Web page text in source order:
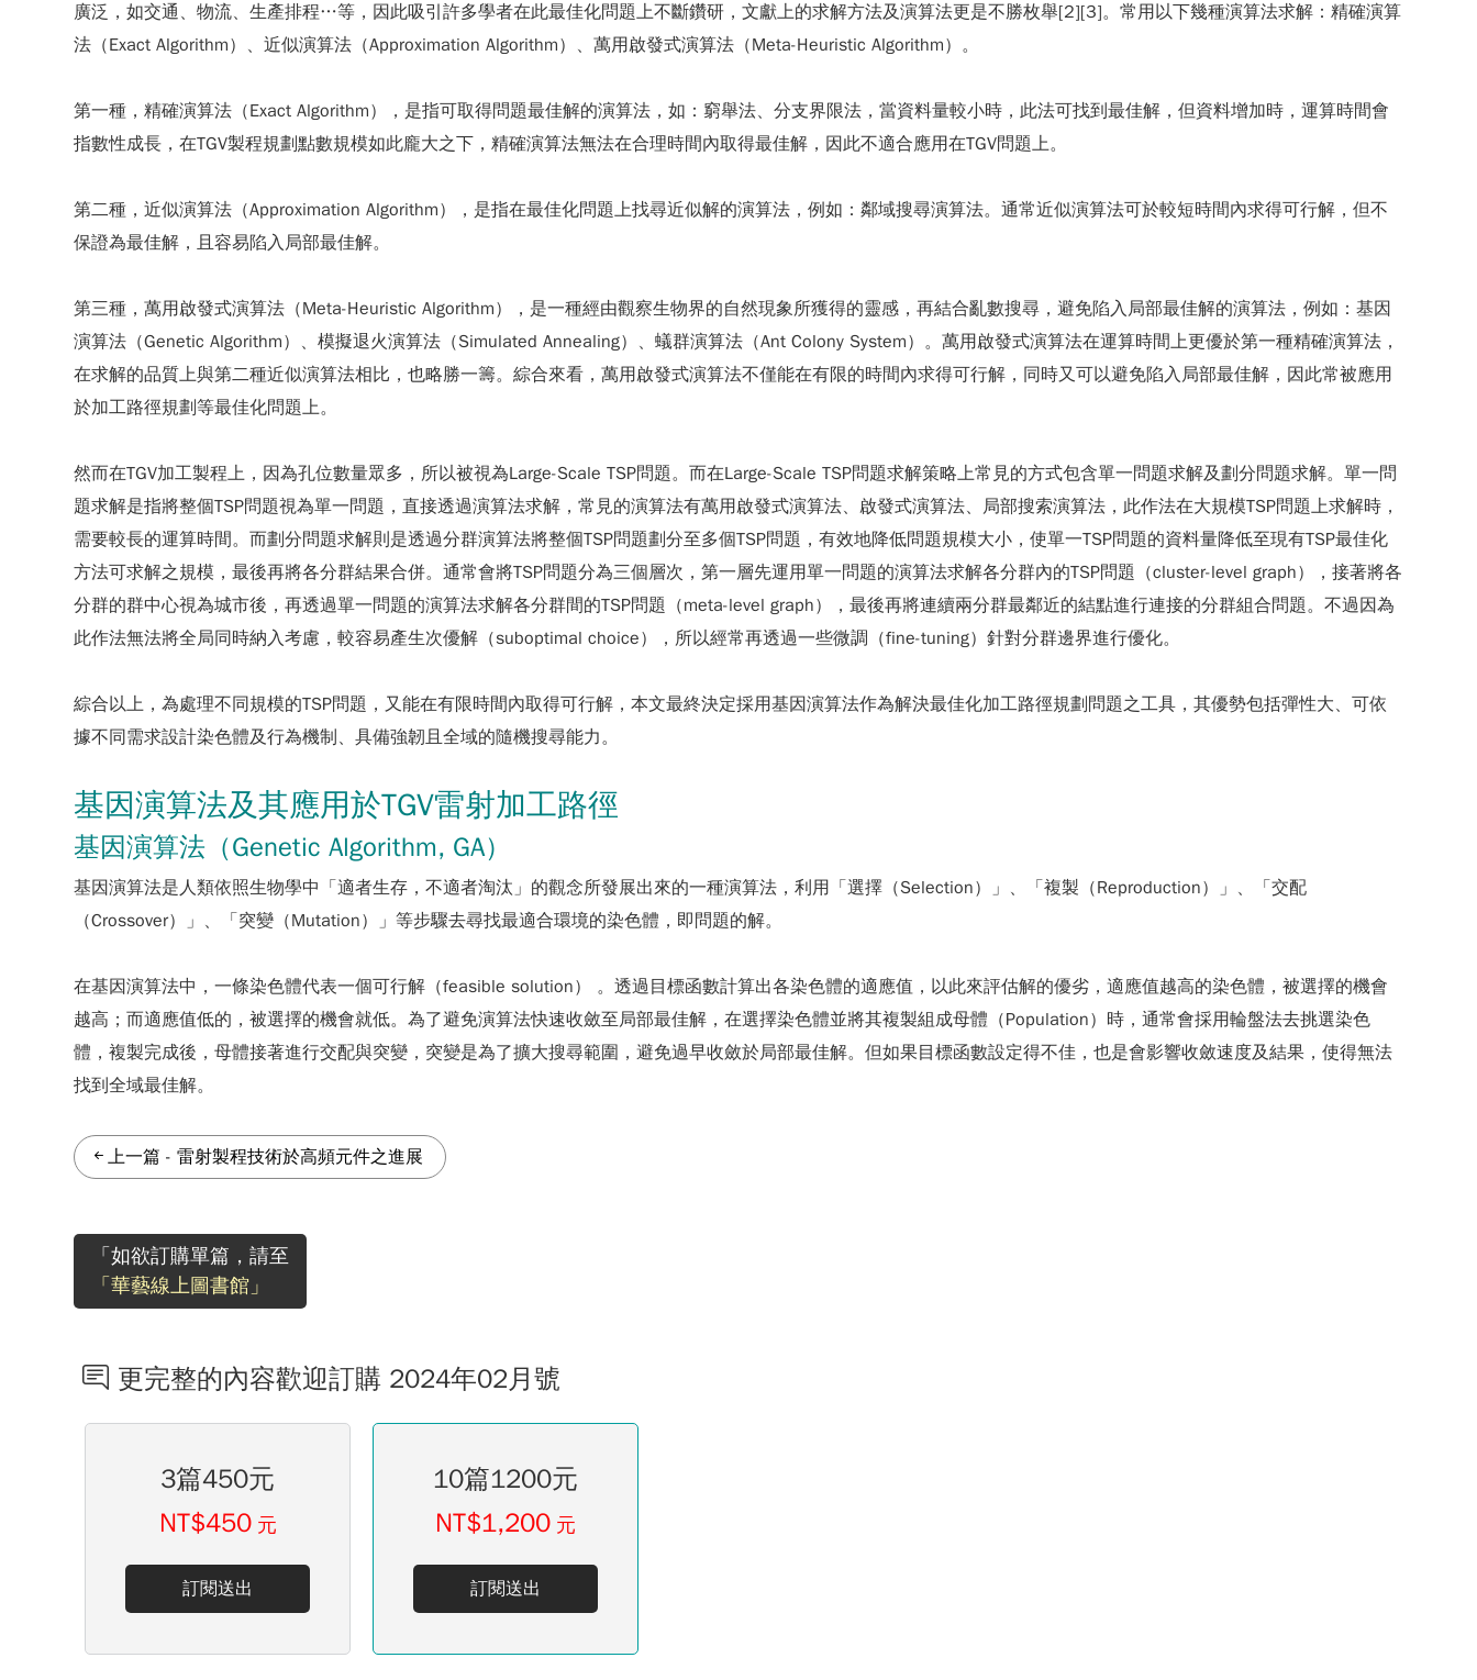
廣泛，如交通、物流、生產排程…等，因此吸引許多學者在此最佳化問題上不斷鑽研，文獻上的求解方法及演算法更是不勝枚舉[2][3]。常用以下幾種演算法求解：精確演算
法（Exact Algorithm）、近似演算法（Approximation Algorithm）、萬用啟發式演算法（Meta-Heuristic Algorithm）。
第一種，精確演算法（Exact Algorithm），是指可取得問題最佳解的演算法，如：窮舉法、分支界限法，當資料量較小時，此法可找到最佳解，但資料增加時，運算時間會
指數性成長，在TGV製程規劃點數規模如此龐大之下，精確演算法無法在合理時間內取得最佳解，因此不適合應用在TGV問題上。
第二種，近似演算法（Approximation Algorithm），是指在最佳化問題上找尋近似解的演算法，例如：鄰域搜尋演算法。通常近似演算法可於較短時間內求得可行解，但不
保證為最佳解，且容易陷入局部最佳解。
第三種，萬用啟發式演算法（Meta-Heuristic Algorithm），是一種經由觀察生物界的自然現象所獲得的靈感，再結合亂數搜尋，避免陷入局部最佳解的演算法，例如：基因
演算法（Genetic Algorithm）、模擬退火演算法（Simulated Annealing）、蟻群演算法（Ant Colony System）。萬用啟發式演算法在運算時間上更優於第一種精確演算法，
在求解的品質上與第二種近似演算法相比，也略勝一籌。綜合來看，萬用啟發式演算法不僅能在有限的時間內求得可行解，同時又可以避免陷入局部最佳解，因此常被應用
於加工路徑規劃等最佳化問題上。
然而在TGV加工製程上，因為孔位數量眾多，所以被視為Large-Scale TSP問題。而在Large-Scale TSP問題求解策略上常見的方式包含單一問題求解及劃分問題求解。單一問
題求解是指將整個TSP問題視為單一問題，直接透過演算法求解，常見的演算法有萬用啟發式演算法、啟發式演算法、局部搜索演算法，此作法在大規模TSP問題上求解時，
需要較長的運算時間。而劃分問題求解則是透過分群演算法將整個TSP問題劃分至多個TSP問題，有效地降低問題規模大小，使單一TSP問題的資料量降低至現有TSP最佳化
方法可求解之規模，最後再將各分群結果合併。通常會將TSP問題分為三個層次，第一層先運用單一問題的演算法求解各分群內的TSP問題（cluster-level graph），接著將各
分群的群中心視為城市後，再透過單一問題的演算法求解各分群間的TSP問題（meta-level graph），最後再將連續兩分群最鄰近的結點進行連接的分群組合問題。不過因為
此作法無法將全局同時納入考慮，較容易產生次優解（suboptimal choice），所以經常再透過一些微調（fine-tuning）針對分群邊界進行優化。
綜合以上，為處理不同規模的TSP問題，又能在有限時間內取得可行解，本文最終決定採用基因演算法作為解決最佳化加工路徑規劃問題之工具，其優勢包括彈性大、可依
據不同需求設計染色體及行為機制、具備強韌且全域的隨機搜尋能力。
基因演算法及其應用於TGV雷射加工路徑
基因演算法（Genetic Algorithm, GA）
基因演算法是人類依照生物學中「適者生存，不適者淘汰」的觀念所發展出來的一種演算法，利用「選擇（Selection）」、「複製（Reproduction）」、「交配
（Crossover）」、「突變（Mutation）」等步驟去尋找最適合環境的染色體，即問題的解。
在基因演算法中，一條染色體代表一個可行解（feasible solution） 。透過目標函數計算出各染色體的適應值，以此來評估解的優劣，適應值越高的染色體，被選擇的機會
越高；而適應值低的，被選擇的機會就低。為了避免演算法快速收斂至局部最佳解，在選擇染色體並將其複製組成母體（Population）時，通常會採用輪盤法去挑選染色
體，複製完成後，母體接著進行交配與突變，突變是為了擴大搜尋範圍，避免過早收斂於局部最佳解。但如果目標函數設定得不佳，也是會影響收斂速度及結果，使得無法
找到全域最佳解。
上一篇 -雷射製程技術於高頻元件之進展
「如欲訂購單篇，請至
「華藝線上圖書館」
更完整的內容歡迎訂購 2024年02月號
3篇450元
NT$450 元
訂閱送出
10篇1200元
NT$1,200 元
訂閱送出